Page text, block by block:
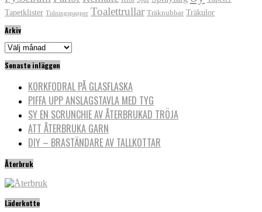
Tapetklister Tidningspapper Toalettrullar Träknubbar Träkulor
Arkiv
Arkiv
Senaste inläggen
KORKFODRAL PÅ GLASFLASKA
PIFFA UPP ANSLAGSTAVLA MED TYG
SY EN SCRUNCHIE AV ÅTERBRUKAD TRÖJA
ATT ÅTERBRUKA GARN
DIY – BRASTÄNDARE AV TALLKOTTAR
Återbruk
Läderkotte